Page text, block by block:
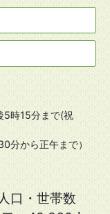
5時15分まで(祝
分から正午まで）
口・世帯数